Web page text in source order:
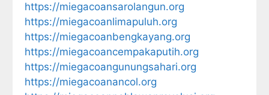
https://miegacoansarolangun.org
https://miegacoanlimapuluh.org
https://miegacoanbengkayang.org
https://miegacoancempakaputih.org
https://miegacoangunungsahari.org
https://miegacoanancol.org